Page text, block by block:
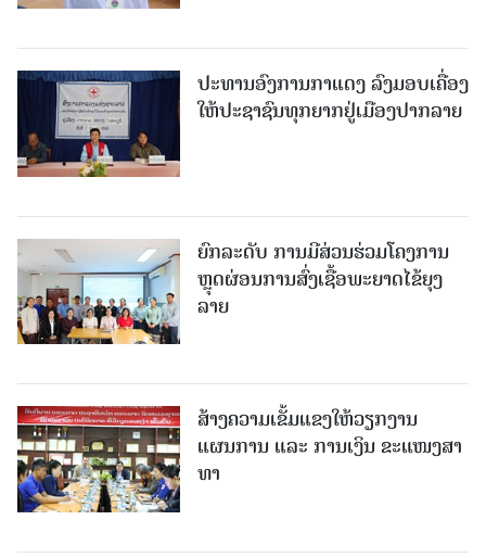
ປະທານອົງການກາແດງ ລົງມອບເຄື່ອງ
ໃຫ້ປະຊາຊົນທຸກຍາກຢູ່ເມືອງປາກລາຍ
ຍົກລະດັບ ການມີສ່ວນຮ່ວມໂຄງການ
ຫຼຸດຜ່ອນການສົ່ງເຊື້ອພະຍາດໄຂ້ຍຸງ
ລາຍ
ສ້າງຄວາມເຂັ້ມແຂງໃຫ້ວຽກງານ
ແຜນການ ແລະ ການເງິນ ຂະແໜງສາ
ທາ